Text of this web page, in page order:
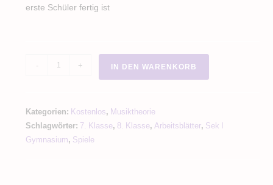
erste Schüler fertig ist
Intervalle
-
Stadt
Land
- + IN DEN WARENKORB
Kategorien: Kostenlos, Musiktheorie
Schlagwörter: 7. Klasse, 8. Klasse, Arbeitsblätter, Sek I
Gymnasium, Spiele